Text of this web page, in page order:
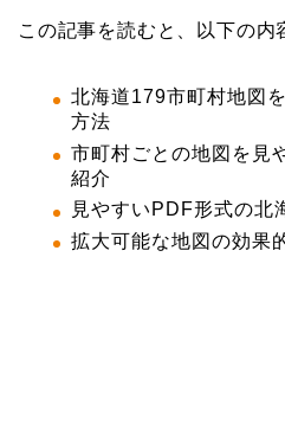
この記事を読むと、以下の内
北海道179市町村地図
方法
市町村ごとの地図を見
紹介
見やすいPDF形式の北
拡大可能な地図の効果